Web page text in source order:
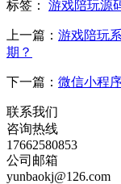
标签： 游戏陪玩源
上一篇： 游戏陪玩
期？
下一篇： 微信小程
联系我们
咨询热线
17662580853
公司邮箱
yunbaokj@126.com